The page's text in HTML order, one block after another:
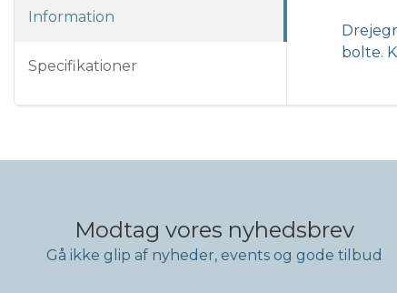
Information
Specifikationer
bolte.
Modtag vores nyhedsbrev
Gå ikke glip af nyheder, events og gode tilbud